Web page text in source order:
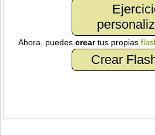
Ahora, puedescreartus propias
Crear